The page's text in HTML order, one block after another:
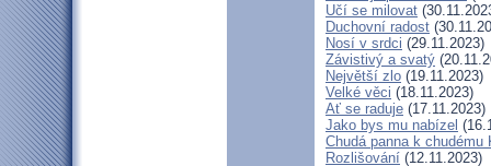
Učí se milovat
Duchovní radost
Nosí v srdci (29.11.2023)
Závistivý a svatý
Největší zlo (19.11.2023)
Velké věci (18.11.2023)
Ať se raduje (17.11.2023)
Jako bys mu nabízel
Chudá panna k chudému
Rozlišování (12.11.2023)